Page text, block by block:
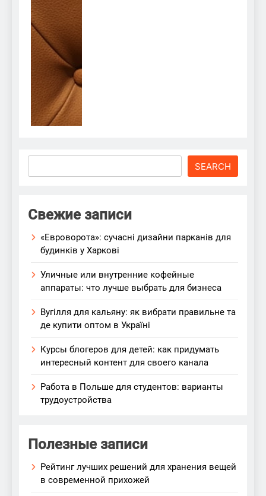
SEARCH
Свежие записи
«Евроворота»: сучасні дизайни парканів для
будинків у Харкові
Уличные или внутренние кофейные
аппараты: что лучше выбрать для бизнеса
Вугілля для кальяну: як вибрати правильне та
де купити оптом в Україні
Курсы блогеров для детей: как придумать
интересный контент для своего канала
Работа в Польше для студентов: варианты
трудоустройства
Полезные записи
Рейтинг лучших решений для хранения вещей
в современной прихожей